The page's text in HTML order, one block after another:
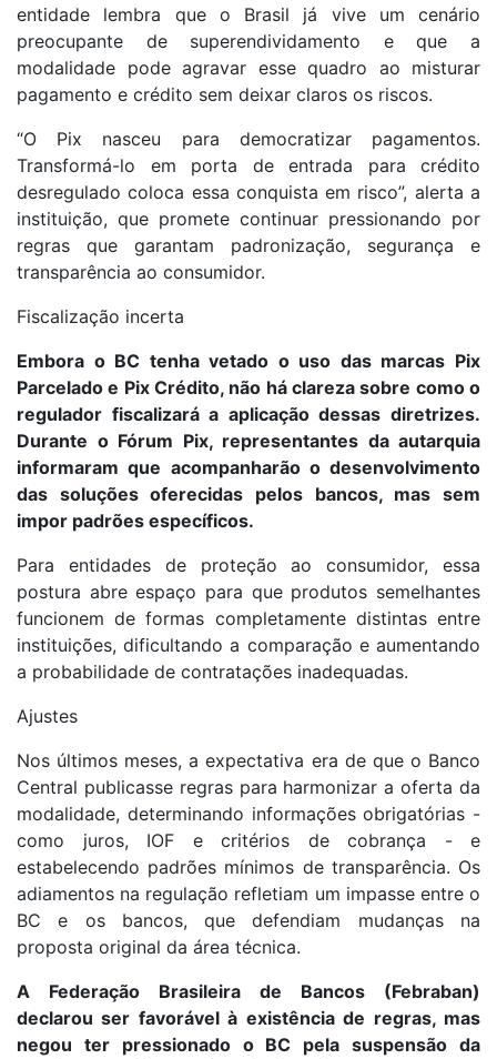
entidade lembra que o Brasil já vive um cenário
preocupante de superendividamento e que a
modalidade pode agravar esse quadro ao misturar
pagamento e crédito sem deixar claros os riscos.
“O Pix nasceu para democratizar pagamentos.
Transformá-lo em porta de entrada para crédito
desregulado coloca essa conquista em risco”, alerta a
instituição, que promete continuar pressionando por
regras que garantam padronização, segurança e
transparência ao consumidor.
Fiscalização incerta
Embora o BC tenha vetado o uso das marcas Pix
Parcelado e Pix Crédito, não há clareza sobre como o
regulador fiscalizará a aplicação dessas diretrizes.
Durante o Fórum Pix, representantes da autarquia
informaram que acompanharão o desenvolvimento
das soluções oferecidas pelos bancos, mas sem
impor padrões específicos.
Para entidades de proteção ao consumidor, essa
postura abre espaço para que produtos semelhantes
funcionem de formas completamente distintas entre
instituições, dificultando a comparação e aumentando
a probabilidade de contratações inadequadas.
Ajustes
Nos últimos meses, a expectativa era de que o Banco
Central publicasse regras para harmonizar a oferta da
modalidade, determinando informações obrigatórias -
como juros, IOF e critérios de cobrança - e
estabelecendo padrões mínimos de transparência. Os
adiamentos na regulação refletiam um impasse entre o
BC e os bancos, que defendiam mudanças na
proposta original da área técnica.
A Federação Brasileira de Bancos (Febraban)
declarou ser favorável à existência de regras, mas
negou ter pressionado o BC pela suspensão da